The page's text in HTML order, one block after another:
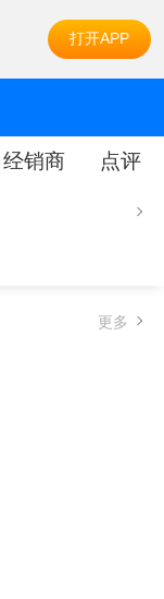
打开APP
经销商 点评
更多